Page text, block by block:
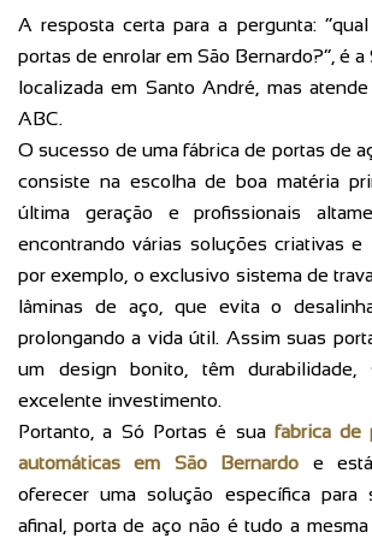
A resposta certa para a pergunta:
portas de enrolar em São Bernardo?”, é a
localizada em Santo André, mas
ABC.
O sucesso de uma fábrica de portas de
consiste na escolha de boa matéria
última geração e profissionais
encontrando várias soluções criativas e
por exemplo, o exclusivo sistema de
lâminas de aço, que evita o
prolongando a vida útil. Assim suas
um design bonito, têm durabilidade,
excelente investimento.
Portanto, a Só Portas é sua fabrica de
automáticas em São Bernardo e
oferecer uma solução específica para
afinal, porta de aço não é tudo a